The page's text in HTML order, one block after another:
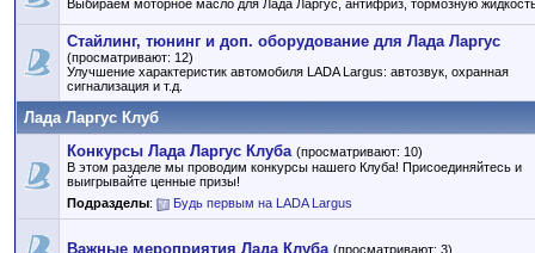
Выбираем моторное масло для Лада Ларгус, антифриз, тормозную
Стайлинг, тюнинг и доп. оборудование для Лада Ларгус
(просматривают: 12)
Улучшение характеристик автомобиля LADA Largus: автозвук, охранная
сигнализация и т.д.
Лада Ларгус Клуб
Конкурсы Лада Ларгус Клуба (просматривают: 10)
В этом разделе мы проводим конкурсы нашего Клуба! Присоединяйтесь и
выигрывайте ценные призы!
Подразделы: Будь первым на LADA Largus
Важные мероприятия Лада Клуба (просматривают: 3)